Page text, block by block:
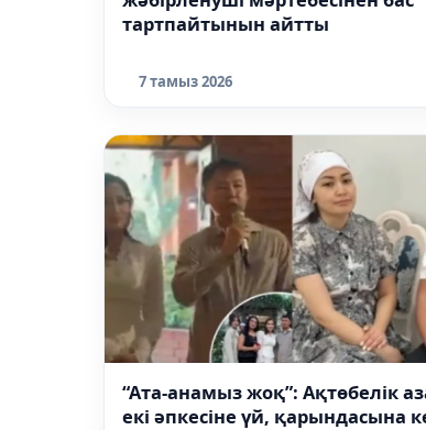
тартпайтынын айтты
7 тамыз 2026
“Ата-анамыз жоқ”: Ақтөбелік
екі әпкесіне үй, қарындасына